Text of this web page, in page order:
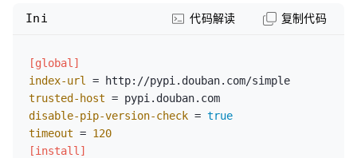
[global]
index-url
trusted-host
disable-pip-version-check = true
timeout = 120
[install]
Ini 代码解读 复制代码